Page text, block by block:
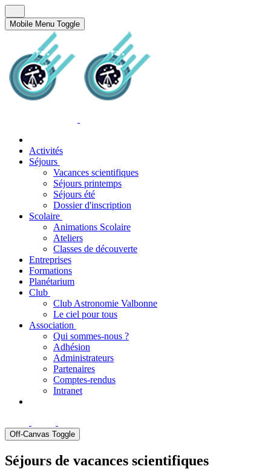
Mobile Menu Toggle
Activités
Séjours
Vacances scientifiques
Séjours printemps
Séjours été
Dossier d'inscription
Scolaire
Animations Scolaire
Ateliers
Classes de découverte
Entreprises
Formations
Planétarium
Club
Club Astronomie Valbonne
Le ciel pour tous
Association
Qui sommes-nous ?
Adhésion
Administrateurs
Partenaires
Comptes-rendus
Intranet
Off-Canvas Toggle
Séjours de vacances scientifiques